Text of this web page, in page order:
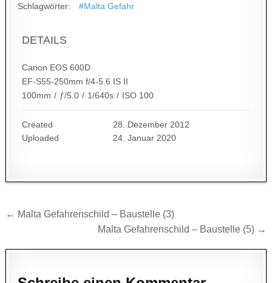
Schlagwörter:
#Malta Gefahr
DETAILS
Canon EOS 600D
EF-S55-250mm f/4-5.6 IS II
100mm / ƒ/5.0 / 1/640s / ISO 100
Created
28. Dezember 2012
Uploaded
24. Januar 2020
Beitragsnavigation
← Malta Gefahrenschild – Baustelle (3)
Malta Gefahrenschild – Baustelle (5) →